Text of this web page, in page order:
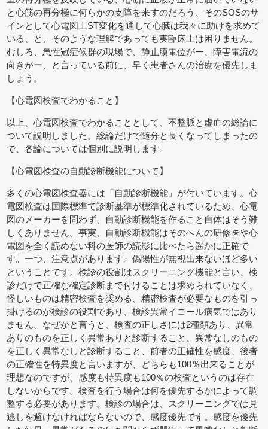
と心筋の再分極に何らかの支障を来すのだろう、そのSOSのサ
インとして心電図上ST変化を通して心臓は我々に助けを求めて
いる、と、そのような理解であっても実臨床上は困りません。
むしろ、急性冠症候群の現場で、静止膜電位がー、障害電流の
向きがー、と言っている前に、早く患者さんの治療を優先しま
しょう。
【心電図検査でわかること】
以上、心電図検査でわかることとして、不整脈と虚血の総論に
ついて説明しました。総論だけで随分と長くなってしまったの
で、各論については個別に説明します。
【心電図検査の自動診断機能について】
多くの心電図検査器には「自動診断機能」が付いています。心
電図検査は国際標準で診断基準が標準化されているため、心電
図のメーカーを問わず、自動診断機能を作ること自体はそう難
しくありません。事実、自動診断機能はそのへんの研修医や心
電図を全く読めない科の医師の読影に比べたら遥かに正確で
す。一つ、注意点があります。偽陽性が無視出来ないほど多い
ということです。検診の役割はスクリーニング機能と言い、検
診だけで正確な確定診断まで付けることは求められていなく、
怪しいものは精密検査を奨める、精密検査が必要なものを引っ
掛けるのが検診の役割であり、検診異常イコール病気ではあり
ません。なぜかと言うと、検査の正しさには2種類あり、異常
ありのものを正しく異常ありと診断すること、異常なしのもの
を正しく異常なしと診断すること、前者の正確性を感度、後者
の正確性を特異度と言いますが、どちらも100％出来ることが
理想なのですが、感度も特異度も100％の検査というのは存在
しないからです。検査を行う場合は何を優先するかによって調
整する必要があります。検診の場合は、スクリーニングでは見
逃しを避けなければならないので、感度優先です。感度を優先